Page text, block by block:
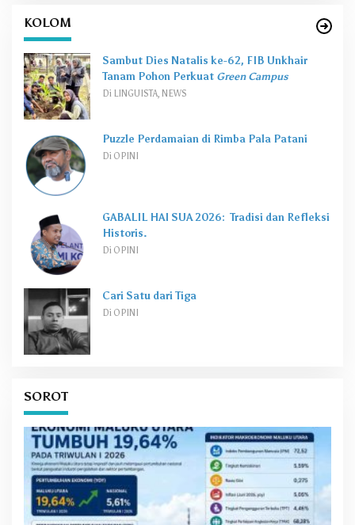
KOLOM
Sambut Dies Natalis ke-62, FIB Unkhair
Tanam Pohon Perkuat Green Campus
Di LINGUISTA, NEWS
Puzzle Perdamaian di Rimba Pala Patani
Di OPINI
GABALIL HAI SUA 2026: Tradisi dan Refleksi
Historis.
Di OPINI
Cari Satu dari Tiga
Di OPINI
SOROT